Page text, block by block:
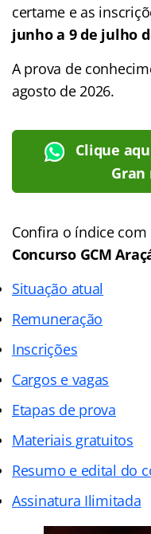
certame e as
junho a 9 de julho
A prova de
agosto de 2026.
Clique
Gran
Confira o índicecom
Concurso GCM
Situação atual
Remuneração
Inscrições
Cargos e vagas
Etapas de prova
Materiais gratuitos
Resumo e edital do
Assinatura Ilimitada